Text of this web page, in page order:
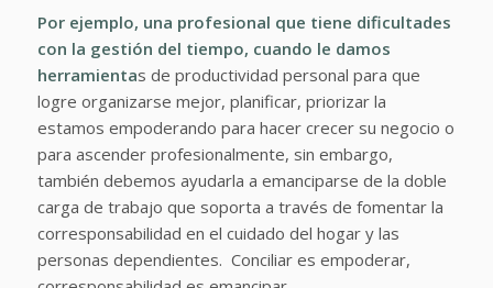
Por ejemplo, una profesional que tiene dificultades
con la gestión del tiempo, cuando le damos
herramientas de productividad personal para que
logre organizarse mejor, planificar, priorizar la
estamos empoderando para hacer crecer su negocio o
para ascender profesionalmente, sin embargo,
también debemos ayudarla a emanciparse de la doble
carga de trabajo que soporta a través de fomentar la
corresponsabilidad en el cuidado del hogar y las
personas dependientes. Conciliar es empoderar,